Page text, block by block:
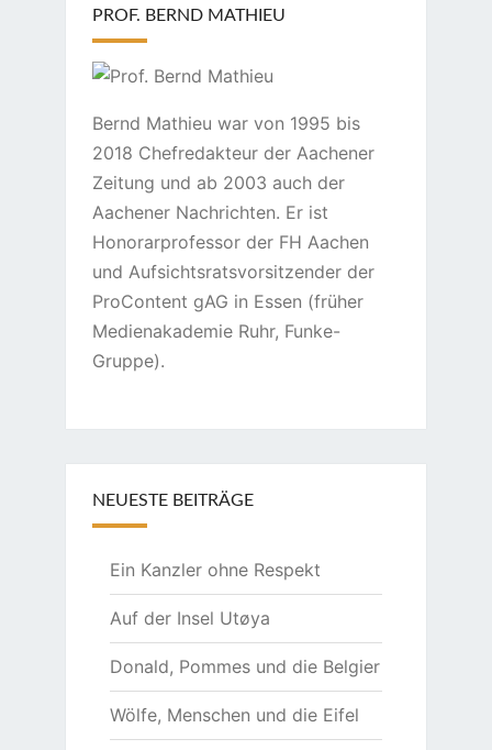
PROF. BERND MATHIEU
Bernd Mathieu war von 1995 bis
2018 Chefredakteur der Aachener
Zeitung und ab 2003 auch der
Aachener Nachrichten. Er ist
Honorarprofessor der FH Aachen
und Aufsichtsratsvorsitzender der
ProContent gAG in Essen (früher
Medienakademie Ruhr, Funke-
Gruppe).
NEUESTE BEITRÄGE
Ein Kanzler ohne Respekt
Auf der Insel Utøya
Donald, Pommes und die Belgier
Wölfe, Menschen und die Eifel